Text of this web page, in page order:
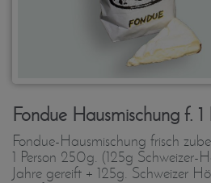
Fondue Hausmischung f. 1
Fondue-Hausmischung frisch
1 Person 250g. (125g Schweizer-
Jahre gereift + 125g. Schweizer